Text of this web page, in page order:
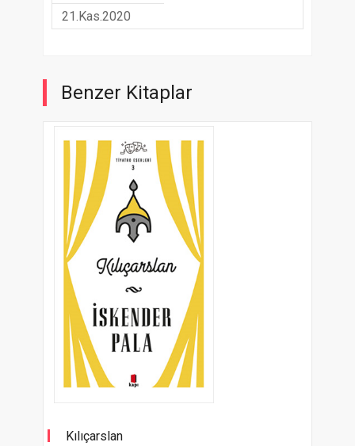
21.Kas.2020
Benzer Kitaplar
Kılıçarslan